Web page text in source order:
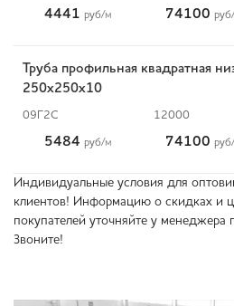
4441 руб/м 74100 руб
Труба профильная квадратная
250х250х10
09Г2С 12000
5484 руб/м 74100 руб
Индивидуальные условия для
клиентов! Информацию о скидках и
покупателей уточняйте у
Звоните!